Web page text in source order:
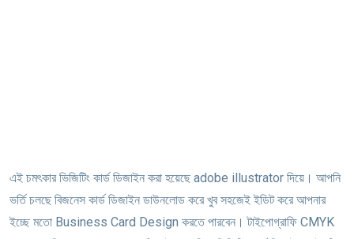
এই চমৎকার ভিজিটিং কার্ড ডিজাইন করা হয়েছে adobe illustrator দিয়ে। আপনি
ভর্তি চলছে বিজনেস কার্ড ডিজাইন ডাউনলোড করে খুব সহজেই ইডিট করে আপনার
ইচ্ছে মতো Business Card Design করতে পারবেন। টাইপোগ্রাফি CMYK